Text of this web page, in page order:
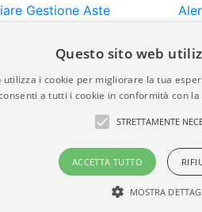
Gestione Aste
Importazione
italia.it vengono pubblicati da
della correttezza, della
Questo sito web
utilizza i cookie per migliorare la tua
a tutti i cookie in conformità con
STRETTAMENTE
ACCETTA TUTTO
MOSTRA